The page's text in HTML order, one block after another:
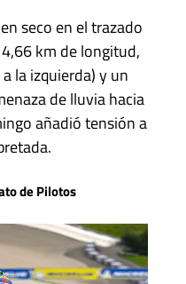
seco en el trazado
km de longitud,
la izquierda) y un
de lluvia hacia
añadió tensión a
de Pilotos